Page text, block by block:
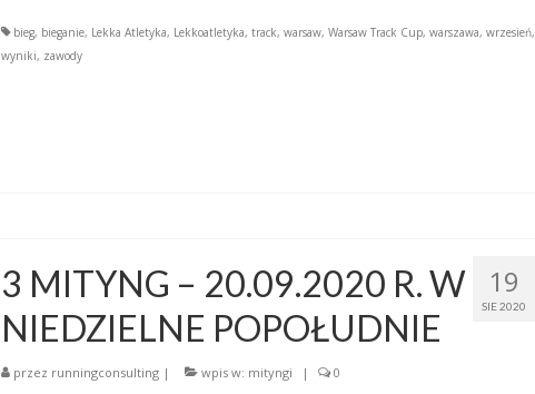
bieg, bieganie, Lekka Atletyka, Lekkoatletyka, track, warsaw, Warsaw Track Cup, warszawa, wrzesień,
wyniki, zawody
19
SIE 2020
3 MITYNG – 20.09.2020 R. W
NIEDZIELNE POPOŁUDNIE
przez runningconsulting| wpis w: mityngi | 0